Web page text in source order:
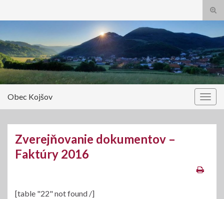
Obec Kojšov
Zverejňovanie dokumentov –
Faktúry 2016
[table "22" not found /]